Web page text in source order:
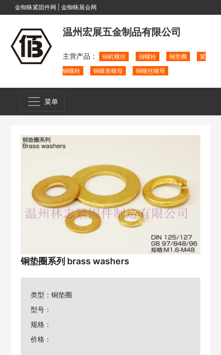
金蜘蛛紧固件网 金蜘蛛展会网
温州宏展五金制品有限公司
主营产品： 铜机螺丝 铜螺栓 铜垫圈
紫
铜螺栓
铜蝶形螺母 铜螺丝螺母
菜单
铜垫圈系列 brass washers
类型：铜垫圈
型号：
规格：
价格：